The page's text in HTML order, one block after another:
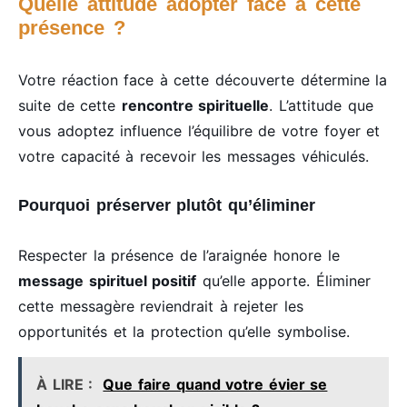
présence ?
Votre réaction face à cette découverte détermine la
suite de cette rencontre spirituelle. L’attitude que
vous adoptez influence l’équilibre de votre foyer et
votre capacité à recevoir les messages véhiculés.
Pourquoi préserver plutôt qu’éliminer
Respecter la présence de l’araignée honore le
message spirituel positif qu’elle apporte. Éliminer
cette messagère reviendrait à rejeter les
opportunités et la protection qu’elle symbolise.
À LIRE :
Que faire quand votre évier se